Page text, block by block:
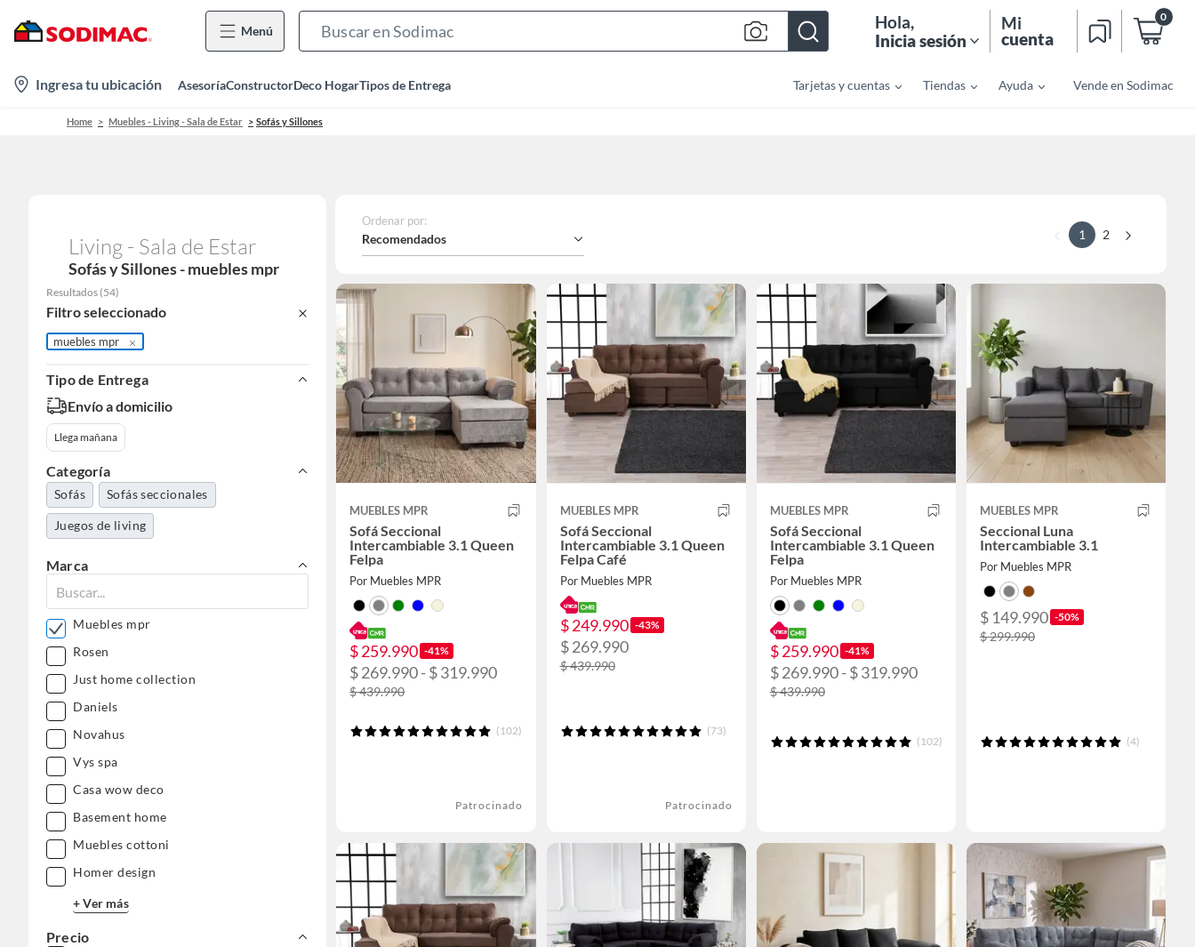
Menú
Bar
Hola,
Inicia sesión
Mi
cuenta
0
location-
icon
Ingresa tu ubicación AsesoríaConstructorDeco HogarTipos de Entrega Tarjetas y cuentas Tiendas Ayuda Vende en Sodimac
Home Muebles - Living - Sala de Estar Sofás y Sillones
Living - Sala de Estar
Sofás y Sillones - muebles mpr
Resultados (54)
Filtro seleccionado
muebles mpr
Tipo de Entrega
Envío a domicilio
Llega mañana
Categoría
Sofás Sofás seccionales
Juegos de living
Marca
Muebles mpr
Rosen
Just home collection
Daniels
Novahus
Vys spa
Casa wow deco
Basement home
Muebles cottoni
Homer design
+ Ver más
Precio
Ordenar por:
Recomendados 1 2
MUEBLES MPR
Sofá Seccional
Intercambiable 3.1 Queen
Felpa
Por Muebles MPR
$ 259.990 -41%
$ 269.990 - $ 319.990
$ 439.990
(102)
Patrocinado
MUEBLES MPR
Sofá Seccional
Intercambiable 3.1 Queen
Felpa Café
Por Muebles MPR
$ 249.990 -43%
$ 269.990
$ 439.990
(73)
Patrocinado
MUEBLES MPR
Sofá Seccional
Intercambiable 3.1 Queen
Felpa
Por Muebles MPR
$ 259.990 -41%
$ 269.990 - $ 319.990
$ 439.990
(102)
MUEBLES MPR
Seccional Luna
Intercambiable 3.1
Por Muebles MPR
$ 149.990 -50%
$ 299.990
(4)